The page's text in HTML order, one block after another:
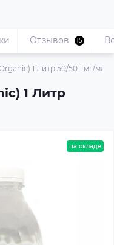
1 Литр 50/50 1 мг/мл
1 Литр
Отзывов 15
на складе